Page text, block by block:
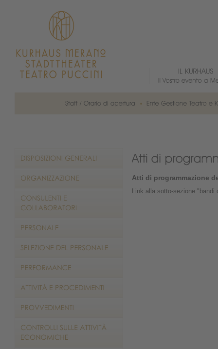
Atti di programmazione
Link alla sotto-sezione "bandi